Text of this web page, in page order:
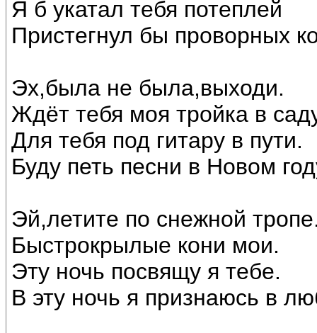
Я б укатал тебя потеплей
Пристегнул бы проворных
Эх,была не была,выходи.
Ждёт тебя моя тройка в
Для тебя под гитару в пути.
Буду петь песни в Новом
Эй,летите по снежной
Быстрокрылые кони мои.
Эту ночь посвящу я тебе.
В эту ночь я признаюсь в